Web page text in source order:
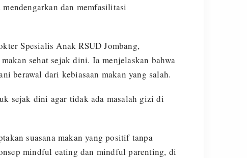
dan memfasilitasi
Spesialis Anak RSUD Jombang,
sehat sejak dini. Ia menjelaskan bahwa
berawal dari kebiasaan makan yang salah.
sejak dini agar tidak ada masalah gizi di
suasana makan yang positif tanpa
mindful eating dan mindful parenting, di